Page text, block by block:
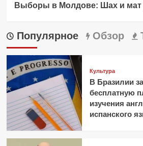
Выборы в Молдове: Шах и мат
Популярное Обзор
Культура
В Бразилии
бесплатную
изучения
испанского